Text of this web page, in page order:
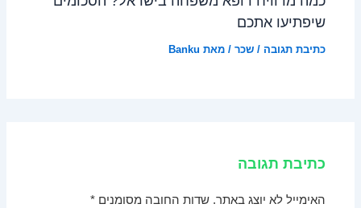
שיפתיעו אתכם
כתיבת תגובה /שכר / מאת Banku
כתיבת תגובה
האימייל לא יוצג באתר. שדות החובה מסומנים*